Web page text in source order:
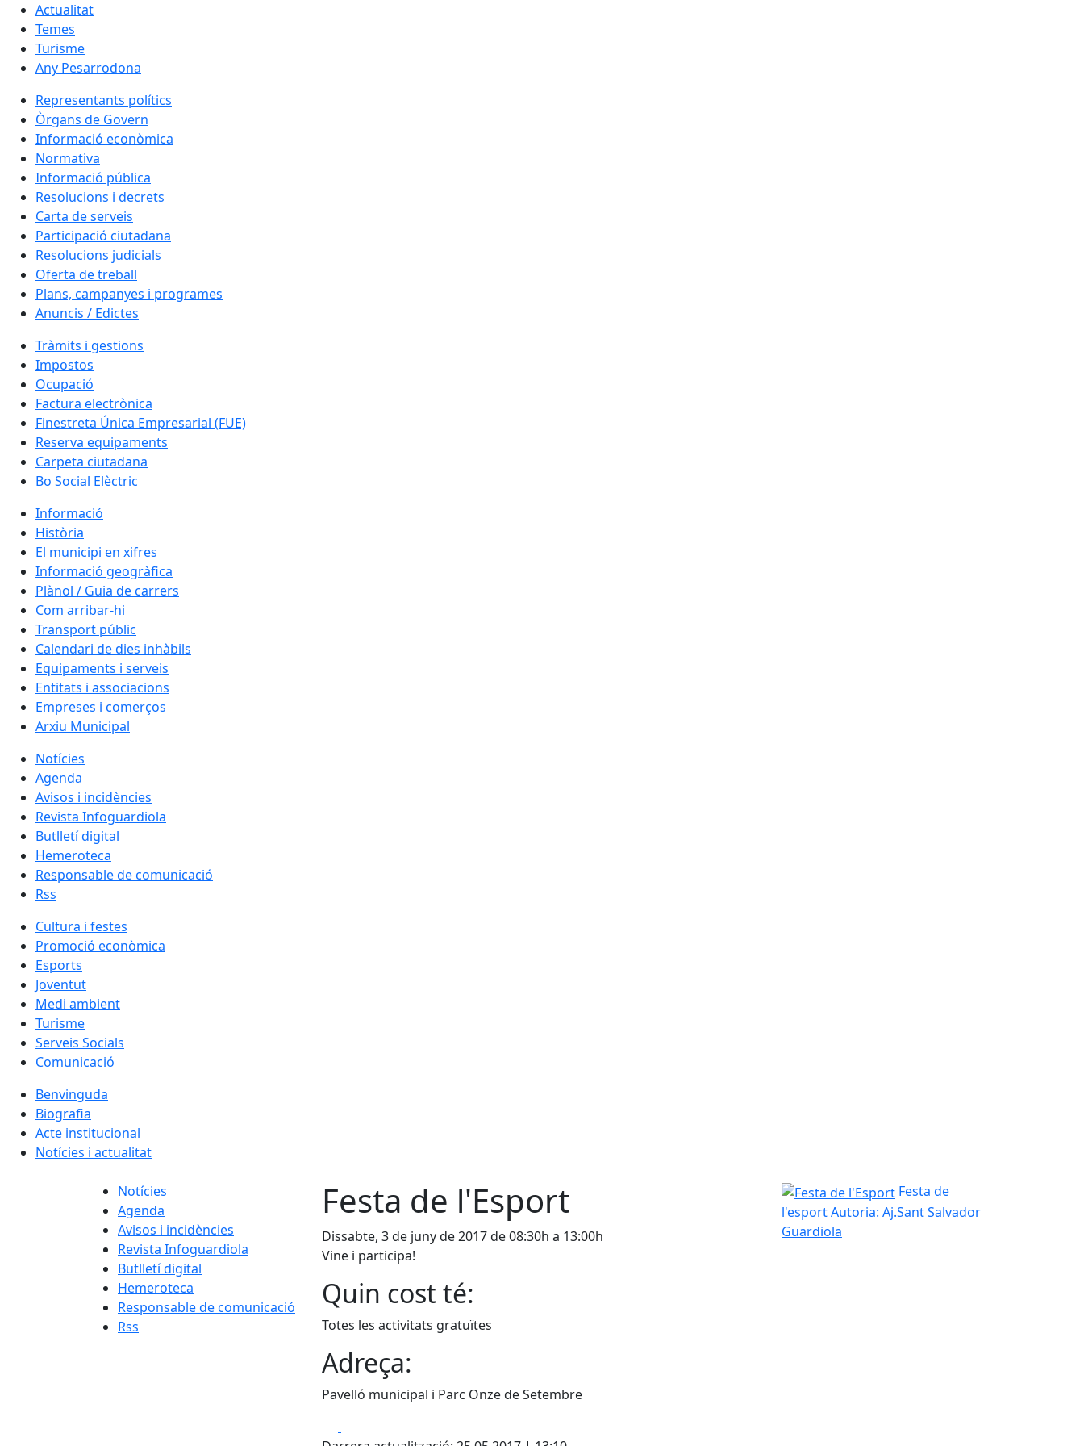
Actualitat
Temes
Turisme
Any Pesarrodona
Representants polítics
Òrgans de Govern
Informació econòmica
Normativa
Informació pública
Resolucions i decrets
Carta de serveis
Participació ciutadana
Resolucions judicials
Oferta de treball
Plans, campanyes i programes
Anuncis / Edictes
Tràmits i gestions
Impostos
Ocupació
Factura electrònica
Finestreta Única Empresarial (FUE)
Reserva equipaments
Carpeta ciutadana
Bo Social Elèctric
Informació
Història
El municipi en xifres
Informació geogràfica
Plànol / Guia de carrers
Com arribar-hi
Transport públic
Calendari de dies inhàbils
Equipaments i serveis
Entitats i associacions
Empreses i comerços
Arxiu Municipal
Notícies
Agenda
Avisos i incidències
Revista Infoguardiola
Butlletí digital
Hemeroteca
Responsable de comunicació
Rss
Cultura i festes
Promoció econòmica
Esports
Joventut
Medi ambient
Turisme
Serveis Socials
Comunicació
Benvinguda
Biografia
Acte institucional
Notícies i actualitat
Notícies
Agenda
Avisos i incidències
Revista Infoguardiola
Butlletí digital
Hemeroteca
Responsable de comunicació
Rss
Festa de l'Esport
Dissabte, 3 de juny de 2017 de 08:30h a 13:00h
Vine i participa!
Quin cost té:
Totes les activitats gratuïtes
Adreça:
Pavelló municipal i Parc Onze de Setembre
Festa de l'Esport
Festa de
l'esportAutoria: Aj.Sant Salvador
Guardiola